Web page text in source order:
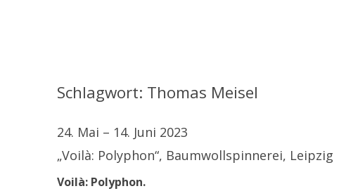
Schlagwort: Thomas Meisel
24. Mai – 14. Juni 2023
„Voilà: Polyphon“, Baumwollspinnerei, Leipzig
Voilà: Polyphon.